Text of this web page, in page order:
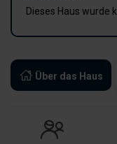
Über das Haus
Dieses Haus wurde